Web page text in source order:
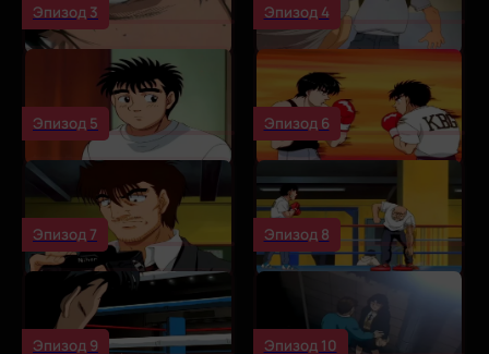
Эпизод 3 Эпизод 4
Эпизод 5 Эпизод 6
Эпизод 7 Эпизод 8
Эпизод 9 Эпизод 10